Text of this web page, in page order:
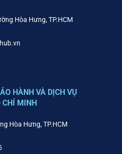
Hòa Hưng, TP.HCM
HÀNH VÀ DỊCH VỤ
CHÍ MINH
Hòa Hưng, TP.HCM